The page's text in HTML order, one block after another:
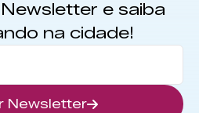
e saiba
na cidade!
Newsletter